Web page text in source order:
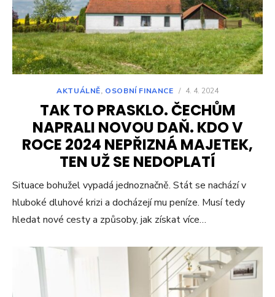
AKTUÁLNĚ, OSOBNÍ FINANCE / 4. 4. 2024
TAK TO PRASKLO. ČECHŮM
NAPRALI NOVOU DAŇ. KDO V
ROCE 2024 NEPŘIZNÁ MAJETEK,
TEN UŽ SE NEDOPLATÍ
Situace bohužel vypadá jednoznačně. Stát se nachází v
hluboké dluhové krizi a docházejí mu peníze. Musí tedy
hledat nové cesty a způsoby, jak získat více…